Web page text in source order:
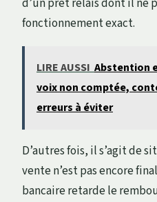
d’un prêt relais dont il ne
fonctionnement exact.
LIRE AUSSI Abstention
voix non comptée,
erreurs à éviter
D’autres fois, il s’agit de
vente n’est pas encore
bancaire retarde le